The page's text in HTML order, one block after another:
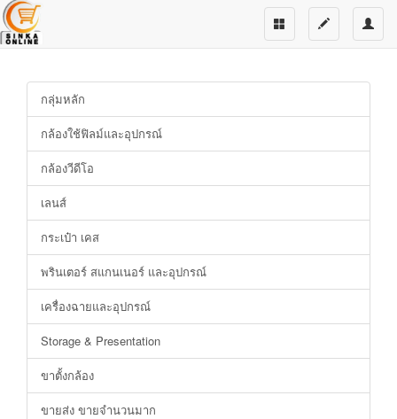
กลุ่มหลัก
กล้องใช้ฟิลม์และอุปกรณ์
กล้องวีดีโอ
เลนส์
กระเป๋า เคส
พรินเตอร์ สแกนเนอร์ และอุปกรณ์
เครื่องฉายและอุปกรณ์
Storage & Presentation
ขาตั้งกล้อง
ขายส่ง ขายจำนวนมาก